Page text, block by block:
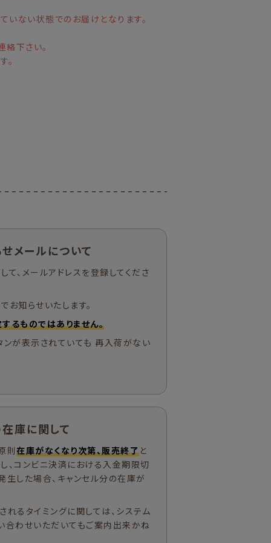
いない状態でのお届けとなります。
下さい。
。
メールについて
て、メールアドレスを登録してくださ
お知らせいたします。
るものではありません。
が表示されていても 再入荷がない
庫に関して
則在庫がなくなり次第、販売終了と
し、コンビニ決済における入金期限切
生した場合、キャンセル分の在庫が
るタイミングに関しては、システム
合わせいただいてもご案内出来かね